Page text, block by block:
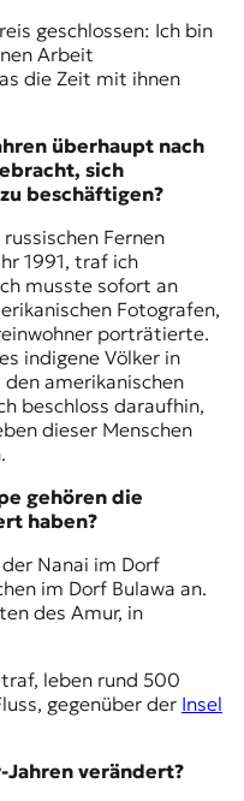
geschlossen: Ich bin
Arbeit
die Zeit mit ihnen
überhaupt nach
sich
beschäftigen?
Fernen
1991, traf ich
musste sofort an
Fotografen,
porträtierte.
indigene Völker in
amerikanischen
beschloss daraufhin,
dieser Menschen
gehören die
haben?
Nanai im Dorf
im Dorf Bulawa an.
des Amur, in
leben rund 500
gegenüber der Insel
Jahren verändert?